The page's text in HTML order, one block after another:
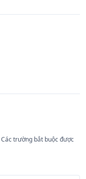
Các trường bắt buộc được